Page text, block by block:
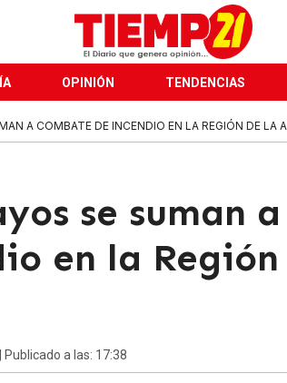
OPINIÓN TENDENCIAS
A COMBATE DE INCENDIO EN LA REGIÓN DE LA
se suman a
en la Región
| Publicado a las: 17:38